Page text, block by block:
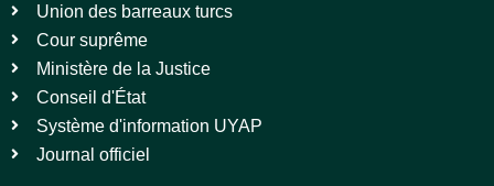
Union des barreaux turcs
Cour suprême
Ministère de la Justice
Conseil d'État
Système d'information UYAP
Journal officiel